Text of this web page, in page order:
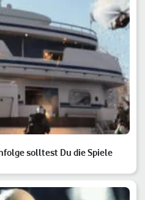
solltest Du die Spiele